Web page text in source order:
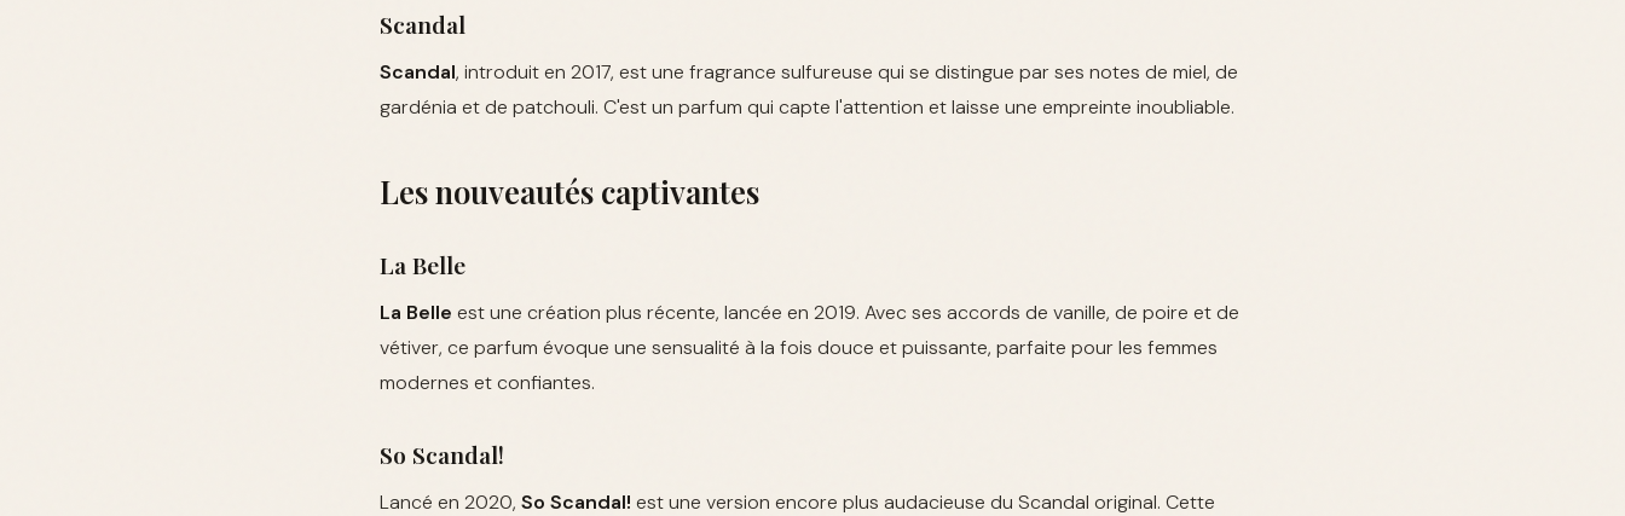
Scandal
Scandal, introduit en 2017, est une fragrance sulfureuse qui se distingue par ses notes de miel, de
gardénia et de patchouli. C'est un parfum qui capte l'attention et laisse une empreinte inoubliable.
Les nouveautés captivantes
La Belle
La Belle est une création plus récente, lancée en 2019. Avec ses accords de vanille, de poire et de
vétiver, ce parfum évoque une sensualité à la fois douce et puissante, parfaite pour les femmes
modernes et confiantes.
So Scandal!
Lancé en 2020, So Scandal! est une version encore plus audacieuse du Scandal original. Cette